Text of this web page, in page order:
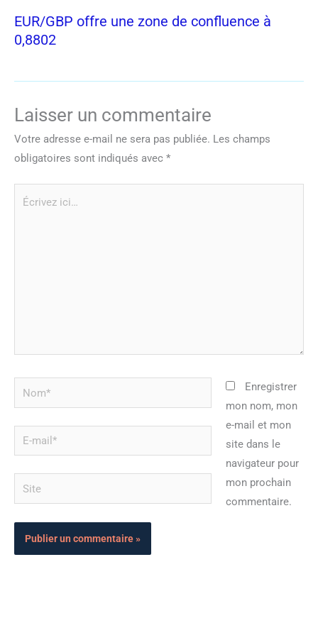
EUR/GBP offre une zone de confluence à
0,8802
Laisser un commentaire
Votre adresse e-mail ne sera pas publiée. Les champs
obligatoires sont indiqués avec *
Nom*
mail*
Site
Enregistrer
mon nom, mon
e-mail et mon
site dans le
navigateur pour
mon prochain
commentaire.